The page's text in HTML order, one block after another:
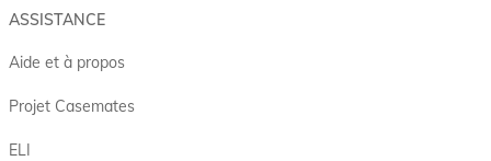
ASSISTANCE
Aide et à propos
Projet Casemates
ELI